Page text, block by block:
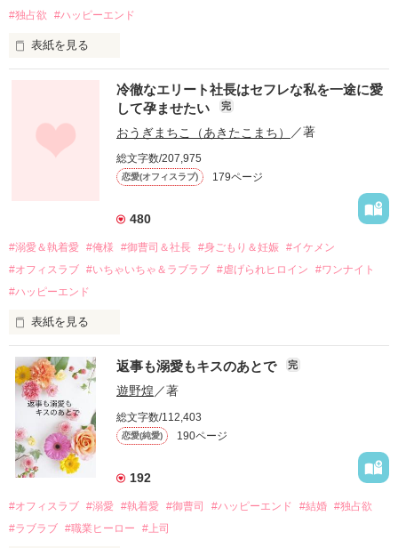
#独占欲
#ハッピーエンド
表紙を見る
幼なじみの哲平に淡い恋心を抱いていた美桜。
しかし、ある出来事をきっかけに二人の関係は壊れてしまう。
関係修復もできないまま、美桜は両親の離婚によって
引っ越すことになり、哲平とも離れ離れになった。
それから約十二年後。
過去の傷から、二度と会いたくないと思っていた哲平に
運命のような再会を果たす。
酔った勢いで一夜を共にしてしまった。
さらに、美桜が初めてだと知った哲平は
『責任をとる、結婚しよう』と真っ直ぐに告げてきた。
戸惑う美桜とは裏腹に、好きという気持ちを隠すことなく
甘やかしてくる。
そんなある日、哲平は美桜がストーカー被害に
遭っていることを知る。
美桜を守るため、哲平は同居を提案してきて――。
夏木美桜(なつきみお)
鳴海哲平 (なるみてっぺい)
冷徹なエリート社長はセフレな私を一途に愛
して孕ませたい
完
おうぎまちこ（あきたこまち） ／著
総文字数/207,975
恋愛(オフィスラブ) 179ページ
480
#溺愛＆執着愛 #俺様 #御曹司＆社長 #身ごもり＆妊娠 #イケメン
#オフィスラブ #いちゃいちゃ＆ラブラブ #虐げられヒロイン
#ワンナイト
#ハッピーエンド
表紙を見る
おかしな噂を流されて前の職場でうまくいかなかった梅田美
桜は、海外で傷心旅行をしていたところ、日本人美青年と出会
い、酒の勢いもあり一夜限りの関係となる。
帰国後、美桜は新しい職場でワンナイトした美青年と再会。
なんと彼の正体は、とある財閥御曹司にも関わらず、一族を離
れて起業した新進気鋭の実業家、社内でも冷徹だと評判な社長
――御影恭司その人だったのだ――！
なぜか恭司から飼い猫の世話係を命じられた美桜は、猫の世
の関係となってしまい――？
返事も溺愛もキスのあとで 完
遊野煌／著
総文字数/112,403
恋愛(純愛) 190ページ
192
#オフィスラブ #溺愛 #執着愛 #御曹司 #ハッピーエンド #結婚 #独占欲
#ラブラブ #職業ヒーロー #上司